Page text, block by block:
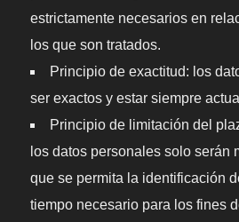
estrictamente necesarios en
los que son tratados.
Principio de exactitud: los
ser exactos y estar siempre
Principio de limitación del
los datos personales solo serán
que se permita la identificación
tiempo necesario para los fines